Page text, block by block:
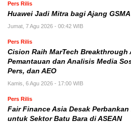
Pers Rilis
Huawei Jadi Mitra bagi Ajang GSMA
Jumat, 7 Agu 2026 - 00:42 WIB
Pers Rilis
Cision Raih MarTech Breakthrough
Pemantauan dan Analisis Media
Pers, dan AEO
Kamis, 6 Agu 2026 - 17:00 WIB
Pers Rilis
Fair Finance Asia Desak
untuk Sektor Batu Bara di ASEAN